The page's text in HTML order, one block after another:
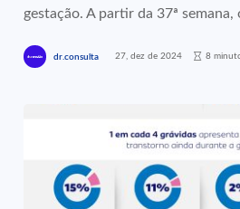
gestação. A partir da 37ª semana,
dr.consulta 27, dez de 2024 8